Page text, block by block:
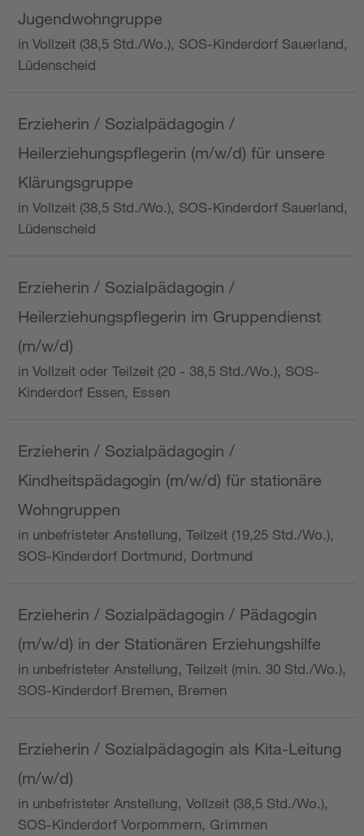
Jugendwohngruppe
in Vollzeit (38,5 Std./Wo.), SOS-Kinderdorf Sauerland,
Lüdenscheid
Erzieherin / Sozialpädagogin /
Heilerziehungspflegerin (m/w/d) für unsere
Klärungsgruppe
in Vollzeit (38,5 Std./Wo.), SOS-Kinderdorf Sauerland,
Lüdenscheid
Erzieherin / Sozialpädagogin /
Heilerziehungspflegerin im Gruppendienst
(m/w/d)
in Vollzeit oder Teilzeit (20 - 38,5 Std./Wo.), SOS-
Kinderdorf Essen, Essen
Erzieherin / Sozialpädagogin /
Kindheitspädagogin (m/w/d) für stationäre
Wohngruppen
in unbefristeter Anstellung, Teilzeit (19,25 Std./Wo.),
SOS-Kinderdorf Dortmund, Dortmund
Erzieherin / Sozialpädagogin / Pädagogin
(m/w/d) in der Stationären Erziehungshilfe
in unbefristeter Anstellung, Teilzeit (min. 30 Std./Wo.),
SOS-Kinderdorf Bremen, Bremen
Erzieherin / Sozialpädagogin als Kita-Leitung
(m/w/d)
in unbefristeter Anstellung, Vollzeit (38,5 Std./Wo.),
SOS-Kinderdorf Vorpommern, Grimmen